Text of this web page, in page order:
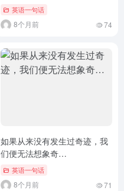
英语一句话
8个月前 74
如果从来没有发生过奇迹，我
们便无法想象奇…
英语一句话
8个月前 71